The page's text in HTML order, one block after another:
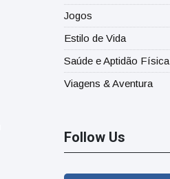
Jogos
Estilo de Vida
Saúde e Aptidão Física
Viagens & Aventura
Follow Us